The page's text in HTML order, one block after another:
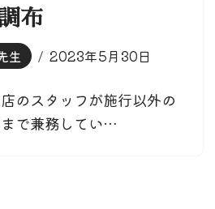
布
生 2023年5月30日
のスタッフが施行以外の
で兼務してい…